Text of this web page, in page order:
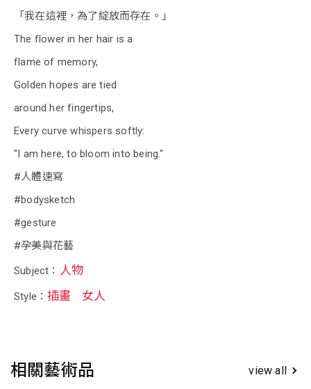
「我在這裡，為了綻放而存在。」
The flower in her hair is a
flame of memory,
Golden hopes are tied
around her fingertips,
Every curve whispers softly:
"I am here, to bloom into being."
#人體速寫
#bodysketch
#gesture
#孕美與花藝
Subject： 人物
Style：插畫 女人
相關藝術品 view all